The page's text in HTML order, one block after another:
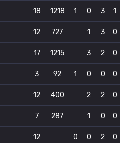
18 1218 1 0 3 1
12 727 1 3 0
17 1215 3 2 0
3 92 1 0 0 0
12 400 2 2 0
7 287 1 0 0
12 0 0 2 0